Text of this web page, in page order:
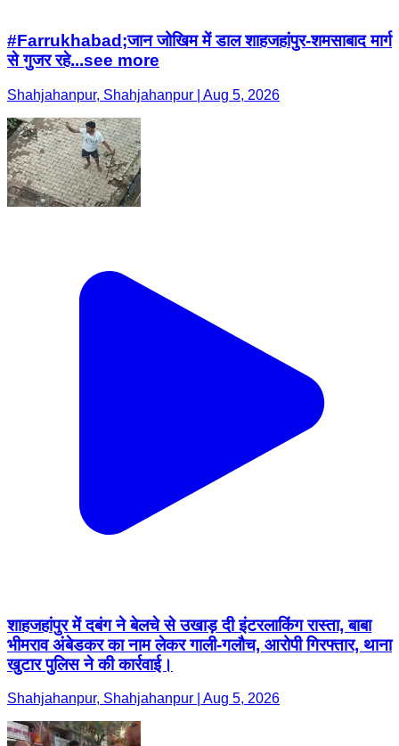
#Farrukhabad;जान जोखिम में डाल शाहजहांपुर-शमसाबाद मार्ग
से गुजर रहे...see more
Shahjahanpur, Shahjahanpur | Aug 5, 2026
शाहजहांपुर में दबंग ने बेलचे से उखाड़ दी इंटरलाकिंग रास्ता, बाबा
भीमराव अंबेडकर का नाम लेकर गाली-गलौच, आरोपी गिरफ्तार, थाना
खुटार पुलिस ने की कार्रवाई।
Shahjahanpur, Shahjahanpur | Aug 5, 2026